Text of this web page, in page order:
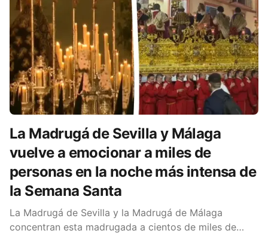
La Madrugá de Sevilla y Málaga
vuelve a emocionar a miles de
personas en la noche más intensa de
la Semana Santa
La Madrugá de Sevilla y la Madrugá de Málaga
concentran esta madrugada a cientos de miles de